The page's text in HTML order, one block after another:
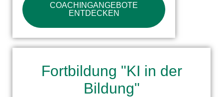
COACHINGANGEBOTE
ENTDECKEN
Fortbildung "KI in der
Bildung"